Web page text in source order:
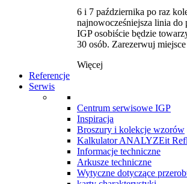
6 i 7 października po raz
najnowocześniejsza linia
IGP osobiście będzie
30 osób. Zarezerwuj
Więcej
Referencje
Serwis
Centrum serwisowe IGP
Inspiracja
Broszury i kolekcje wzorów
Kalkulator ANALYZEit
Informacje techniczne
Arkusze techniczne
Wytyczne dotyczące